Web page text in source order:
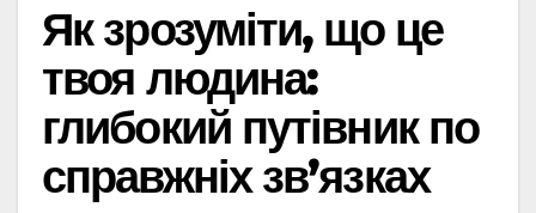
Як зрозуміти, що це
твоя людина:
глибокий путівник по
справжніх зв’язках